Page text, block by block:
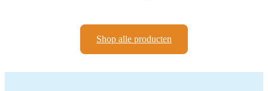
Shop alle producten